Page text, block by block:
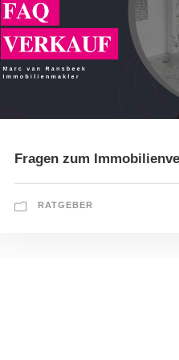
Fragen zum
RATGEBER